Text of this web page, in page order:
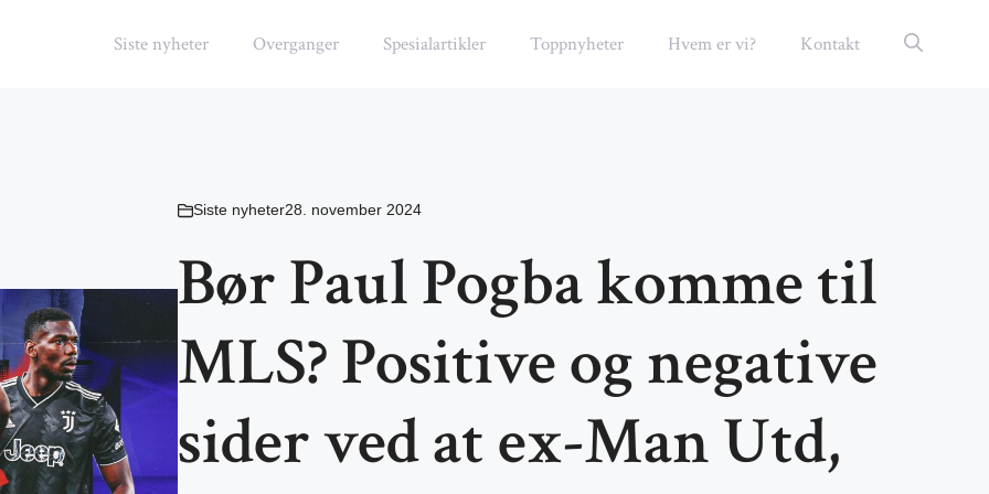
Siste nyheter Overganger Spesialartikler Toppnyheter Hvem er vi? Kontakt
Siste nyheter28. november 2024
Bør Paul Pogba komme til
MLS? Positive og negative
sider ved at ex-Man Utd,